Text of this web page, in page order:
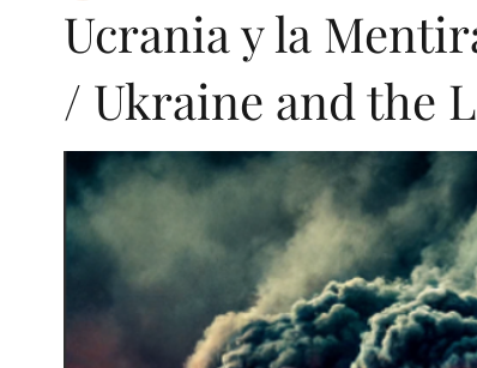
Italian (Publications) Oral presentations Greek
Chinese Japanese Arabic
Geopolitics Art
Ucrania y la
/ Ukraine and the